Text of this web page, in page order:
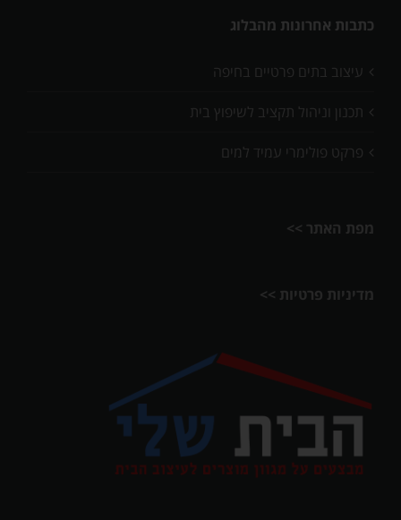
כתבות אחרונות מהבלוג
עיצוב בתים פרטיים בחיפה
תכנון וניהול תקציב לשיפוץ בית
פרקט פולימרי עמיד למים
מפת האתר >>
מדיניות פרטיות >>